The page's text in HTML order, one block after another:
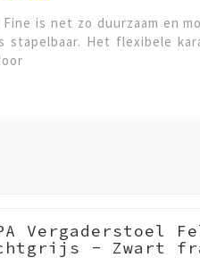
is net zo duurzaam en
stapelbaar. Het flexibele
- Zwart